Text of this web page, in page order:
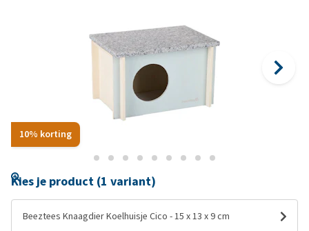
10% korting
Kies je product (1 variant)
Beeztees Knaagdier Koelhuisje Cico - 15 x 13 x 9 cm